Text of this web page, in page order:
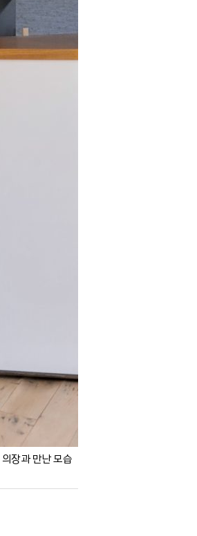
장과 만난 모습